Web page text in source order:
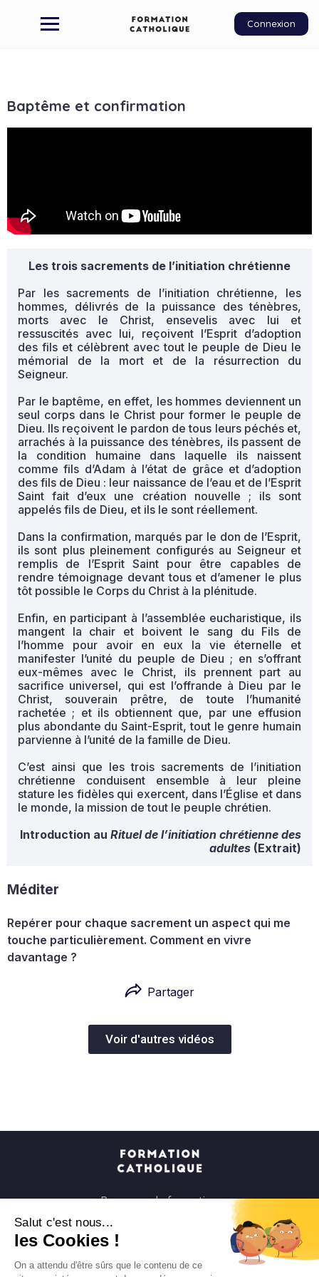
Salut c'est nous...
les Cookies !
On a attendu d'être sûrs que le contenu de ce
Connexion
Baptême et confirmation
Les trois sacrements de l’initiation chrétienne
Par les sacrements de l’initiation chrétienne, les
hommes, délivrés de la puissance des ténèbres,
morts avec le Christ, ensevelis avec lui et
ressuscités avec lui, reçoivent l’Esprit d’adoption
des fils et célèbrent avec tout le peuple de Dieu le
mémorial de la mort et de la résurrection du
Seigneur.
Par le baptême, en effet, les hommes deviennent un
seul corps dans le Christ pour former le peuple de
Dieu. Ils reçoivent le pardon de tous leurs péchés et,
arrachés à la puissance des ténèbres, ils passent de
la condition humaine dans laquelle ils naissent
comme fils d’Adam à l’état de grâce et d’adoption
des fils de Dieu : leur naissance de l’eau et de l’Esprit
Saint fait d’eux une création nouvelle ; ils sont
appelés fils de Dieu, et ils le sont réellement.
Dans la confirmation, marqués par le don de l’Esprit,
ils sont plus pleinement configurés au Seigneur et
remplis de l’Esprit Saint pour être capables de
rendre témoignage devant tous et d’amener le plus
tôt possible le Corps du Christ à la plénitude.
Enfin, en participant à l’assemblée eucharistique, ils
mangent la chair et boivent le sang du Fils de
l’homme pour avoir en eux la vie éternelle et
manifester l’unité du peuple de Dieu ; en s’offrant
eux-mêmes avec le Christ, ils prennent part au
sacrifice universel, qui est l’offrande à Dieu par le
Christ, souverain prêtre, de toute l’humanité
rachetée ; et ils obtiennent que, par une effusion
plus abondante du Saint-Esprit, tout le genre humain
parvienne à l’unité de la famille de Dieu.
C’est ainsi que les trois sacrements de l’initiation
chrétienne conduisent ensemble à leur pleine
stature les fidèles qui exercent, dans l’Église et dans
le monde, la mission de tout le peuple chrétien.
Introduction au Rituel de l’initiation chrétienne des
adultes (Extrait)
Méditer
Repérer pour chaque sacrement un aspect qui me
touche particulièrement. Comment en vivre
davantage ?
Partager
Voir d'autres vidéos
Parcours de formation
Parcours spirituels